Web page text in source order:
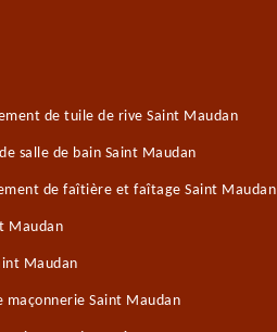
de tuile de rive Saint Maudan
salle de bain Saint Maudan
de faîtière et faîtage Saint Maudan
Maudan
Maudan
maçonnerie Saint Maudan